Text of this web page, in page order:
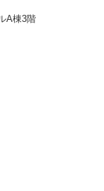
A棟3階